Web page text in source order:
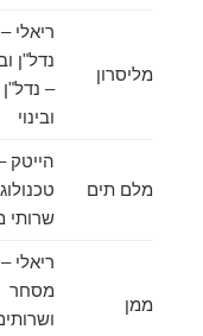
מליסרון
ריאלי –
נדל"ן ובינוי
– נדל"ן
ובינוי
מלם תים
הייטק –
טכנולוגיה –
שרותי מידע
ריאלי –
מסחר
ושרותים –